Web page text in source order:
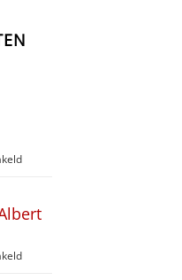
voor
vrijwilligers
voor